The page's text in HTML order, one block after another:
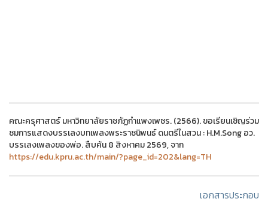
คณะครุศาสตร์ มหาวิทยาลัยราชภัฏกำแพงเพชร. (2566). ขอเรียนเชิญร่วม
ชมการแสดงบรรเลงบทเพลงพระราชนิพนธ์ ดนตรีในสวน : H.M.Song อว.
บรรเลงเพลงของพ่อ. สืบค้น 8 สิงหาคม 2569, จาก
https://edu.kpru.ac.th/main/?page_id=202&lang=TH
เอกสารประกอบ